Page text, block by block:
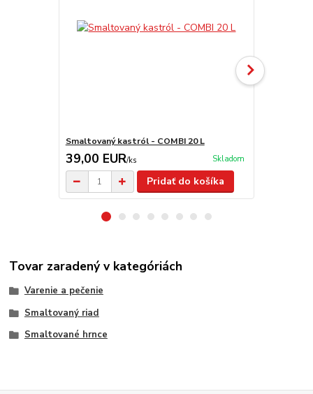
Smaltovaný kastról - COMBI 20 L
39,00 EUR/ks Skladom
Pridať do košíka
Tovar zaradený v kategóriách
Varenie a pečenie
Smaltovaný riad
Smaltované hrnce